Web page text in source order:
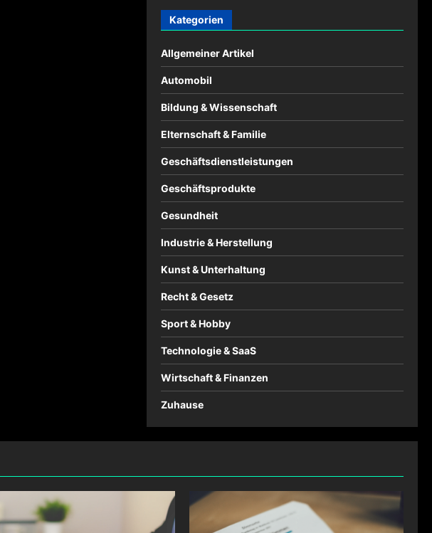
Kategorien
Allgemeiner Artikel
Automobil
Bildung & Wissenschaft
Elternschaft & Familie
Geschäftsdienstleistungen
Geschäftsprodukte
Gesundheit
Industrie & Herstellung
Kunst & Unterhaltung
Recht & Gesetz
Sport & Hobby
Technologie & SaaS
Wirtschaft & Finanzen
Zuhause